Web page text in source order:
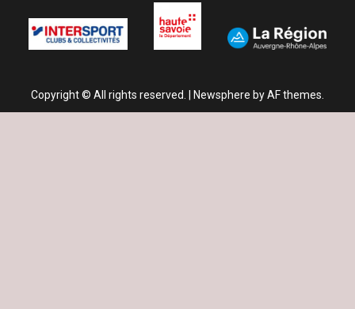
Copyright © All rights reserved. | Newsphere by AF themes.